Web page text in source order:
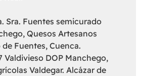
Sra. Fuentes semicurado
Quesos Artesanos
Fuentes, Cuenca.
Valdivieso DOP Manchego,
Valdegar. Alcázar de